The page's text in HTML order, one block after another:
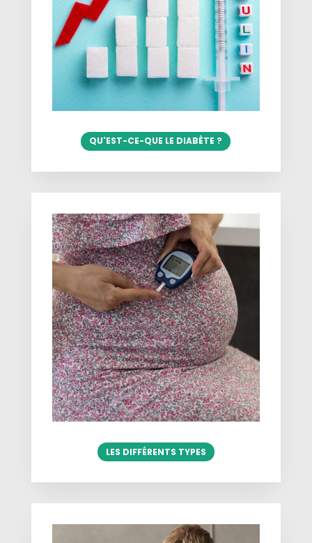
QU'EST-CE-QUE LE DIABÈTE ?
LES DIFFÉRENTS TYPES